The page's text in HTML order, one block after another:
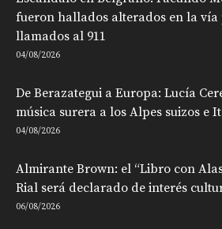
fueron hallados alterados en la
llamados al 911
04/08/2026
De Berazategui a Europa: Lucía
música surera a los Alpes suizos e
04/08/2026
Almirante Brown: el “Libro con
Rial será declarado de interés
06/08/2026